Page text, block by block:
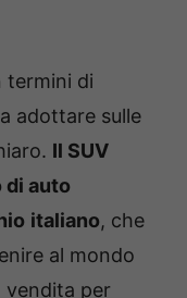
termini di
adottare sulle
Il SUV
di auto
italiano, che
al mondo
vendita per